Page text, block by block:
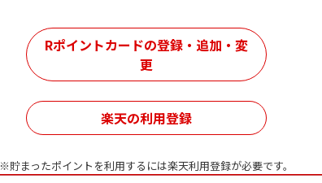
Rポイントカードの登録・追加・変
更
楽天の利用登録
※貯まったポイントを利用するには楽天利用登録が必要です。